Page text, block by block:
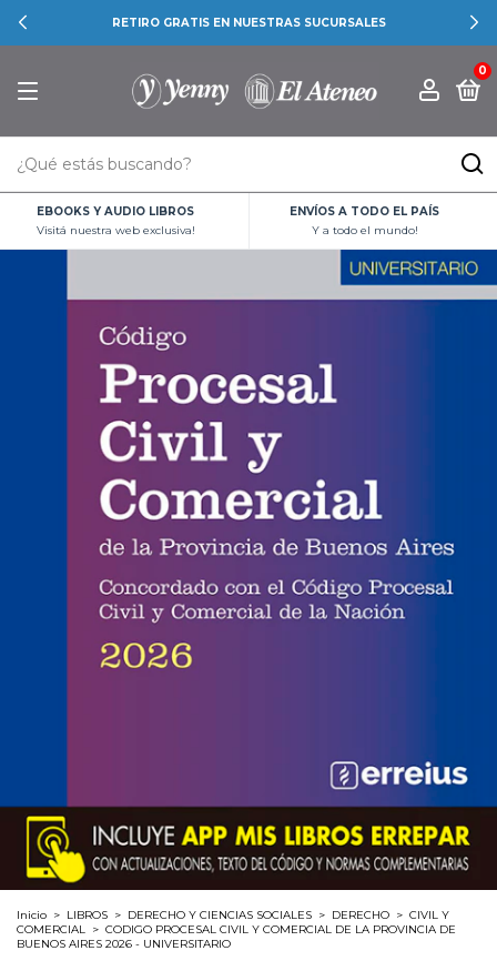
RETIRO GRATIS EN NUESTRAS SUCURSALES
0
EBOOKS Y AUDIO LIBROS
Visitá nuestra web exclusiva!
ENVÍOS A TODO EL PAÍS
Y a todo el mundo!
Inicio > LIBROS > DERECHO Y CIENCIAS SOCIALES > DERECHO > CIVIL Y
COMERCIAL > CODIGO PROCESAL CIVIL Y COMERCIAL DE LA PROVINCIA DE
BUENOS AIRES 2026 - UNIVERSITARIO